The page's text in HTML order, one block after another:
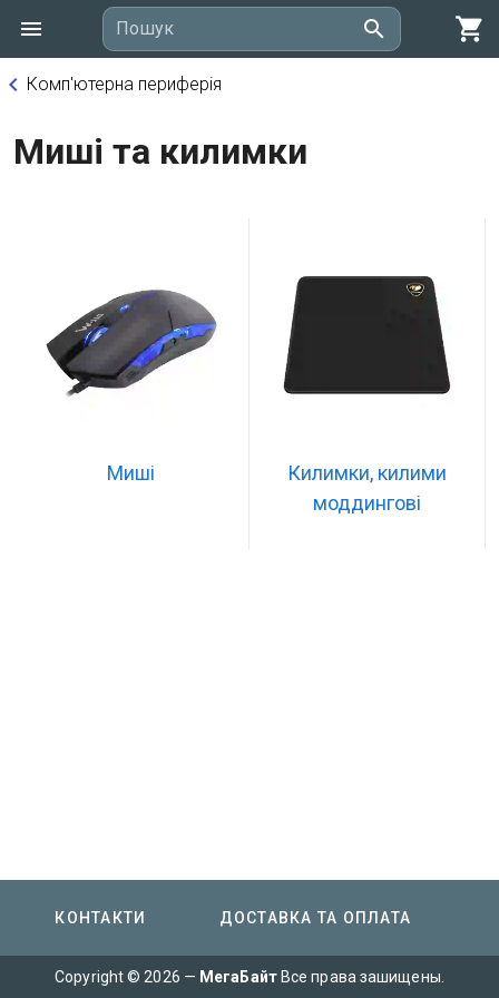
Пошук search shopping_cart
keyboard_arrow_left Комп'ютерна периферія
Миші та килимки
Миші
Килимки, килими
моддингові
КОНТАКТИ ДОСТАВКА ТА ОПЛАТА
Copyright © 2026 — МегаБайтВсе права зашищены.